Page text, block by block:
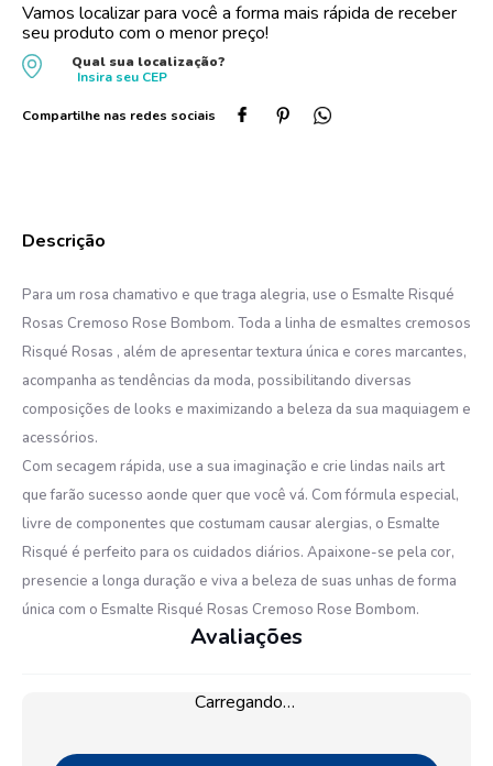
Vamos localizar para você a forma mais rápida de receber
seu produto com o menor preço!
Qual sua localização?
Insira seu CEP
Para um rosa chamativo e que traga alegria, use o Esmalte Risqué
Rosas Cremoso Rose Bombom. Toda a linha de esmaltes cremosos
Risqué Rosas , além de apresentar textura única e cores marcantes,
acompanha as tendências da moda, possibilitando diversas
composições de looks e maximizando a beleza da sua maquiagem e
acessórios.
Com secagem rápida, use a sua imaginação e crie lindas nails art
que farão sucesso aonde quer que você vá. Com fórmula especial,
livre de componentes que costumam causar alergias, o Esmalte
Risqué é perfeito para os cuidados diários. Apaixone-se pela cor,
presencie a longa duração e viva a beleza de suas unhas de forma
única com o Esmalte Risqué Rosas Cremoso Rose Bombom.
Avaliações
Carregando…
8º proge
esmalte